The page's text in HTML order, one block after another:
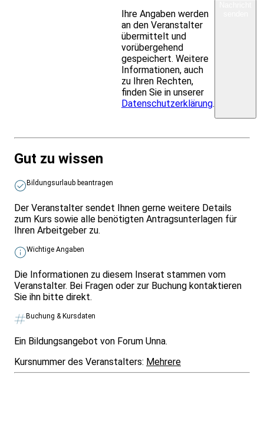
Ihre Angaben werden
an den Veranstalter
übermittelt und
vorübergehend
gespeichert. Weitere
Informationen, auch
zu Ihren Rechten,
finden Sie in unserer
Datenschutzerklärung.
Gut zu wissen
Bildungsurlaub beantragen
Der Veranstalter sendet Ihnen gerne weitere Details
zum Kurs sowie alle benötigten Antragsunterlagen für
Ihren Arbeitgeber zu.
Wichtige Angaben
Die Informationen zu diesem Inserat stammen vom
Veranstalter. Bei Fragen oder zur Buchung kontaktieren
Sie ihn bitte direkt.
Buchung & Kursdaten
Ein Bildungsangebot von Forum Unna.
Kursnummer des Veranstalters: Mehrere